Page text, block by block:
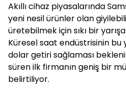
Akıllı cihaz piyasalarında
yeni nesil ürünler olan
üretebilmek için sıkı bir
Küresel saat endüstrisinin bu
dolar getiri sağlaması
süren ilk firmanın geniş bir
belirtiliyor.